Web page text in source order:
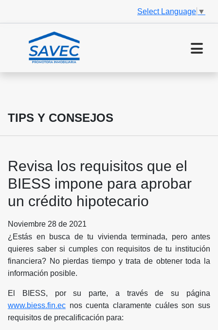
Select Language ▼
TIPS Y CONSEJOS
Revisa los requisitos que el
BIESS impone para aprobar
un crédito hipotecario
Noviembre 28 de 2021
¿Estás en busca de tu vivienda terminada, pero antes
quieres saber si cumples con requisitos de tu institución
financiera? No pierdas tiempo y trata de obtener toda la
información posible.
El BIESS, por su parte, a través de su página
www.biess.fin.ec nos cuenta claramente cuáles son sus
requisitos de precalificación para: